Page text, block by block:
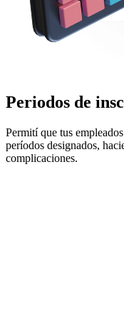
Periodos de
Permití que tus
períodos designados,
complicaciones.